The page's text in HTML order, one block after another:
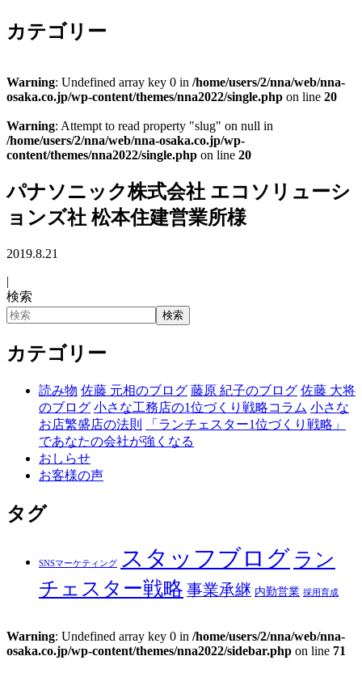
カテゴリー
Warning: Undefined array key 0 in /home/users/2/nna/web/nna-
osaka.co.jp/wp-content/themes/nna2022/single.php on line 20
Warning: Attempt to read property "slug" on null in
/home/users/2/nna/web/nna-osaka.co.jp/wp-
content/themes/nna2022/single.php on line 20
パナソニック株式会社 エコソリューシ
ョンズ社 松本住建営業所様
2019.8.21
|
検索
検索
カテゴリー
読み物 佐藤 元相のブログ 藤原 紀子のブログ 佐藤 大将
のブログ 小さな工務店の1位づくり戦略コラム 小さな
お店繁盛店の法則
「ランチェスター1位づくり戦略」
であなたの会社が強くなる
おしらせ
お客様の声
タグ
SNSマーケティング スタッフブログ ラン
チェスター戦略 事業承継 内勤営業 採用育成
Warning: Undefined array key 0 in /home/users/2/nna/web/nna-
osaka.co.jp/wp-content/themes/nna2022/sidebar.php on line 71